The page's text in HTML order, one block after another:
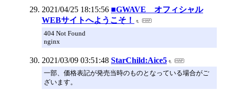
2021/04/25 18:15:56 ■GWAVE オフィシャル
WEBサイトへようこそ！
404 Not Found
nginx
2021/03/09 03:51:48 StarChild:Aice5
一部、価格表記が発売当時のものとなっている場合がご
ざいます。